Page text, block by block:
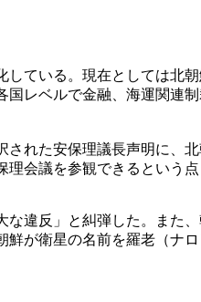
ている。現在としては北
レベルで金融、海運関連
れた安保理議長声明に、
会議を参観できるという点
違反」と糾弾した。また
が衛星の名前を羅老（ナ